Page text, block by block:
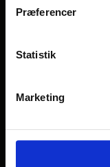
Præferencer
Statistik
Marketing